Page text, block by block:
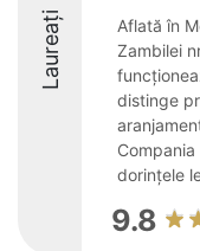
Laureați
Aflată în
Zambilei
distinge
dorințele
9.8